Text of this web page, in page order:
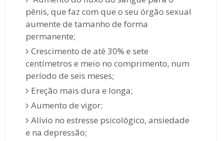
pênis, que faz com que o seu órgão sexual
aumente de tamanho de forma
permanente;
Crescimento de até 30% e sete
centímetros e meio no comprimento, num
período de seis meses;
Ereção mais dura e longa;
Aumento de vigor;
Alívio no estresse psicológico, ansiedade
e na depressão;